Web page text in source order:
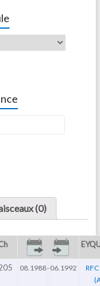
(0)
08.1988-06.1992